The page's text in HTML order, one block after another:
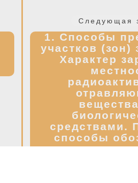
Следующая
1. Способы
участков (зон)
Характер
средствами.
способы
участков